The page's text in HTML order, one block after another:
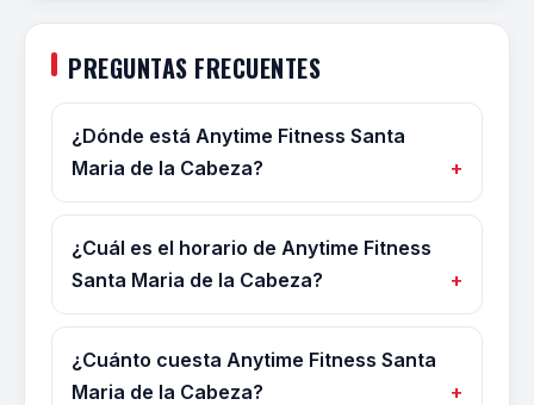
PREGUNTAS FRECUENTES
¿Dónde está Anytime Fitness Santa
Maria de la Cabeza?
¿Cuál es el horario de Anytime Fitness
Santa Maria de la Cabeza?
¿Cuánto cuesta Anytime Fitness Santa
Maria de la Cabeza?